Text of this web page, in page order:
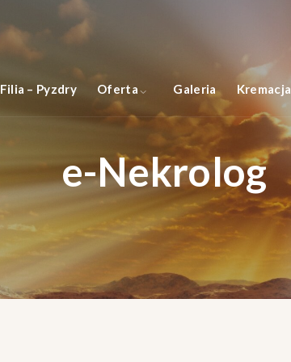
Filia – Pyzdry Oferta Galeria Kremacja
e-Nekrolog